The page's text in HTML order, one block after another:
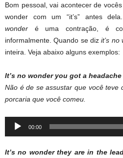
Bom pessoal, vai acontecer de
wonder com um “it’s” antes
wonder é uma contração, é
informalmente. Quando se dizit’s no
inteira. Veja abaixo alguns exemplos:
It’s no wonder you got a
Não é de se assustar que você teve
porcaria que você comeu.
Audio
00:00
It’s no wonder they are in the